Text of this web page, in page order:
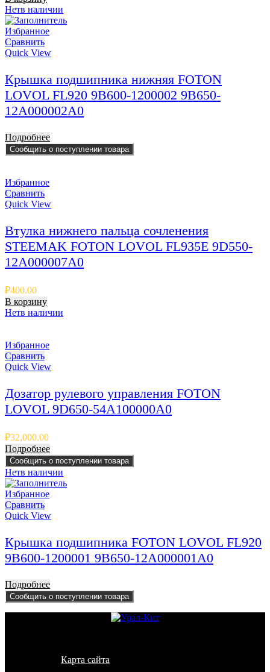
Нетв наличии
Избранное
Сравнить
Quick View
Крышка подшипника нижняя FOTON
LOVOL FL920 9B600-1200002 9B650-
12A000002A0
Подробнее
Сообщить о поступлении товара
Избранное
Сравнить
Quick View
Втулка нижнего пальца сочленения
STEEMAK FOTON LOVOL FL935E 9D550-
12A000007A0
₽400.00
В корзину
Нетв наличии
Избранное
Сравнить
Quick View
Дозатор рулевого управления FOTON
LOVOL 9D650-54A100000A0
₽32,000.00
Подробнее
Сообщить о поступлении товара
Нетв наличии
Избранное
Сравнить
Quick View
Крышка подшипника FOTON LOVOL FL920
9B600-1200001 9B650-12A000001A0
Подробнее
Сообщить о поступлении товара
Карта сайта